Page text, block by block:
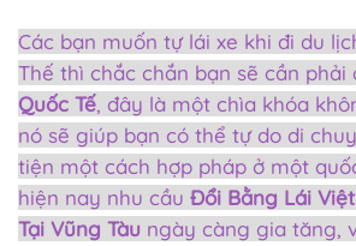
Các bạn muốn tự lái xe khi đi du
Thế thì chắc chắn bạn sẽ cần phải
Quốc Tế, đây là một chìa khóa
nó sẽ giúp bạn có thể tự do di
tiện một cách hợp pháp ở một
hiện nay nhu cầu Đổi Bằng Lái
Tại Vũng Tàu ngày càng gia tăng,